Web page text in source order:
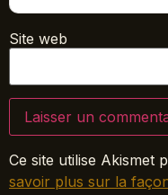
Site web
Ce site utilise Akismet
savoir plus sur la